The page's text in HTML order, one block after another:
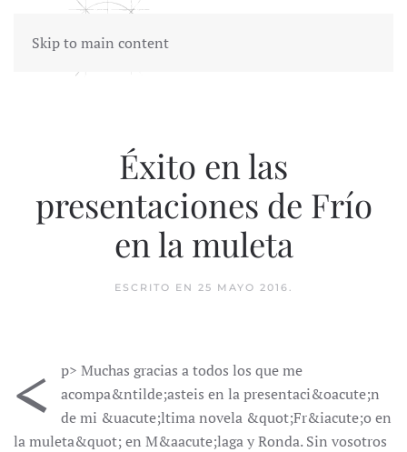
Skip to main content
Éxito en las
presentaciones de Frío
en la muleta
ESCRITO EN 25 MAYO 2016.
<
p> Muchas gracias a todos los que me
acompa&ntilde;asteis en la presentaci&oacute;n
de mi &uacute;ltima novela &quot;Fr&iacute;o en
la muleta&quot; en M&aacute;laga y Ronda. Sin vosotros